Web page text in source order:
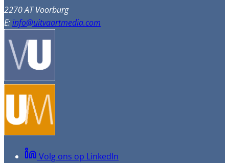
2270 AT Voorburg
E:info@uitvaartmedia.com
Volg ons op LinkedIn